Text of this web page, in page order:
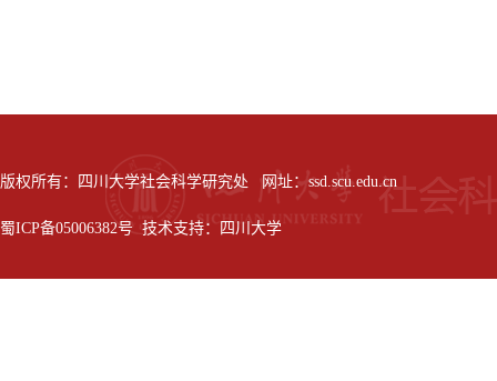
版权所有：四川大学社会科学研究处 网址：ssd.scu.edu.cn
蜀ICP备05006382号 技术支持：四川大学